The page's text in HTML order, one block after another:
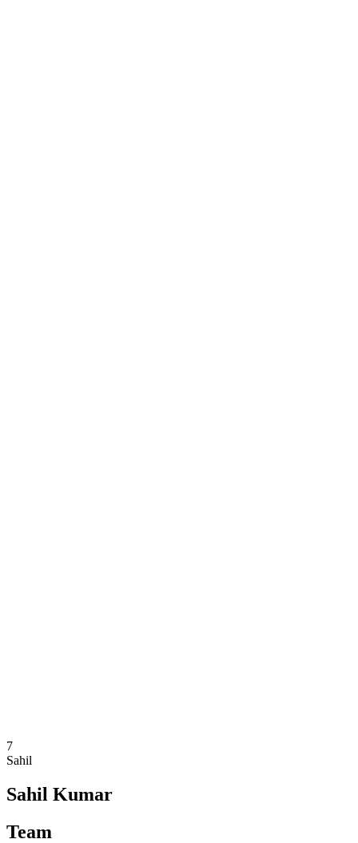
7
Sahil
Sahil Kumar
Team